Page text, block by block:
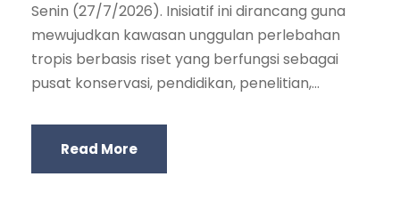
Senin (27/7/2026). Inisiatif ini dirancang guna
mewujudkan kawasan unggulan perlebahan
tropis berbasis riset yang berfungsi sebagai
pusat konservasi, pendidikan, penelitian,...
Read More